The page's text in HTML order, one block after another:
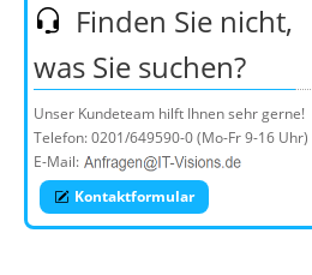
Finden Sie nicht,
was Sie suchen?
Unser Kundeteam hilft Ihnen sehr gerne!
Telefon:0201/649590-0(Mo-Fr 9-16 Uhr)
E-Mail:
Kontaktformular